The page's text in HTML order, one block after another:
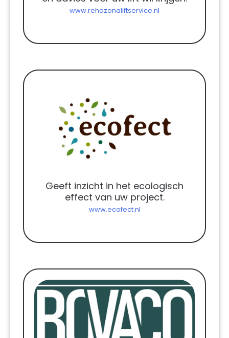
www.rehazonaliftservice.nl
Geeft inzicht in het ecologisch
effect van uw project.
www.ecofect.nl